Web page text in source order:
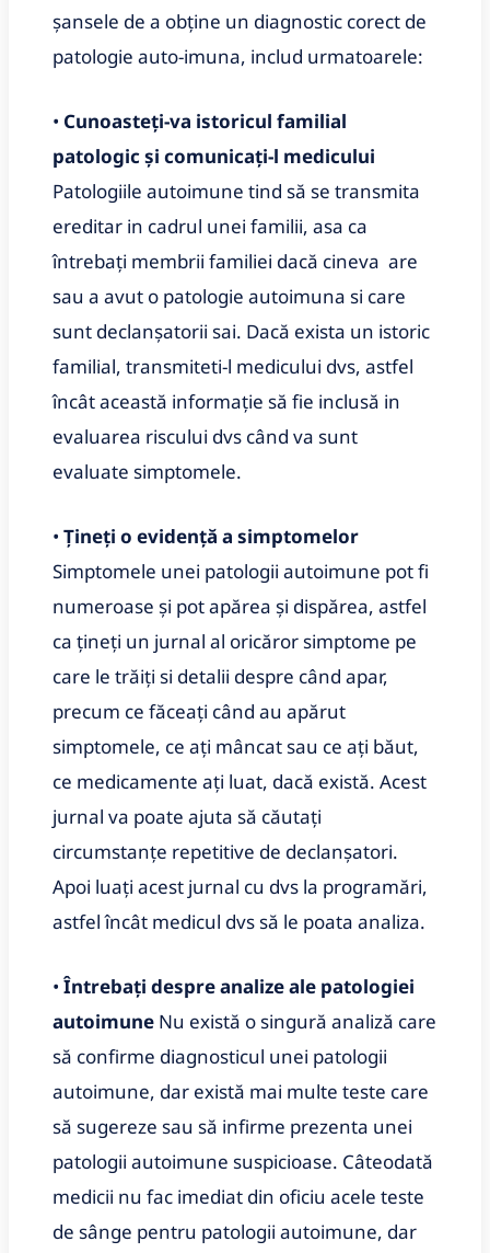
șansele de a obține un diagnostic corect de
patologie auto-imuna, includ urmatoarele:
• Cunoasteți-va istoricul familial
patologic și comunicați-l medicului
Patologiile autoimune tind să se transmita
ereditar in cadrul unei familii, asa ca
întrebați membrii familiei dacă cineva are
sau a avut o patologie autoimuna si care
sunt declanșatorii sai. Dacă exista un istoric
familial, transmiteti-l medicului dvs, astfel
încât această informație să fie inclusă in
evaluarea riscului dvs când va sunt
evaluate simptomele.
• Țineți o evidență a simptomelor
Simptomele unei patologii autoimune pot fi
numeroase și pot apărea și dispărea, astfel
ca țineți un jurnal al oricăror simptome pe
care le trăiți si detalii despre când apar,
precum ce făceați când au apărut
simptomele, ce ați mâncat sau ce ați băut,
ce medicamente ați luat, dacă există. Acest
jurnal va poate ajuta să căutați
circumstanțe repetitive de declanșatori.
Apoi luați acest jurnal cu dvs la programări,
astfel încât medicul dvs să le poata analiza.
• Întrebați despre analize ale patologiei
autoimune Nu există o singură analiză care
să confirme diagnosticul unei patologii
autoimune, dar există mai multe teste care
să sugereze sau să infirme prezenta unei
patologii autoimune suspicioase. Câteodată
medicii nu fac imediat din oficiu acele teste
de sânge pentru patologii autoimune, dar